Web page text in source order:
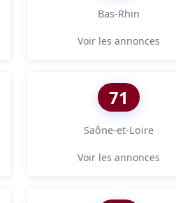
Bas-Rhin
Voir les annonces
71
Saône-et-Loire
Voir les annonces